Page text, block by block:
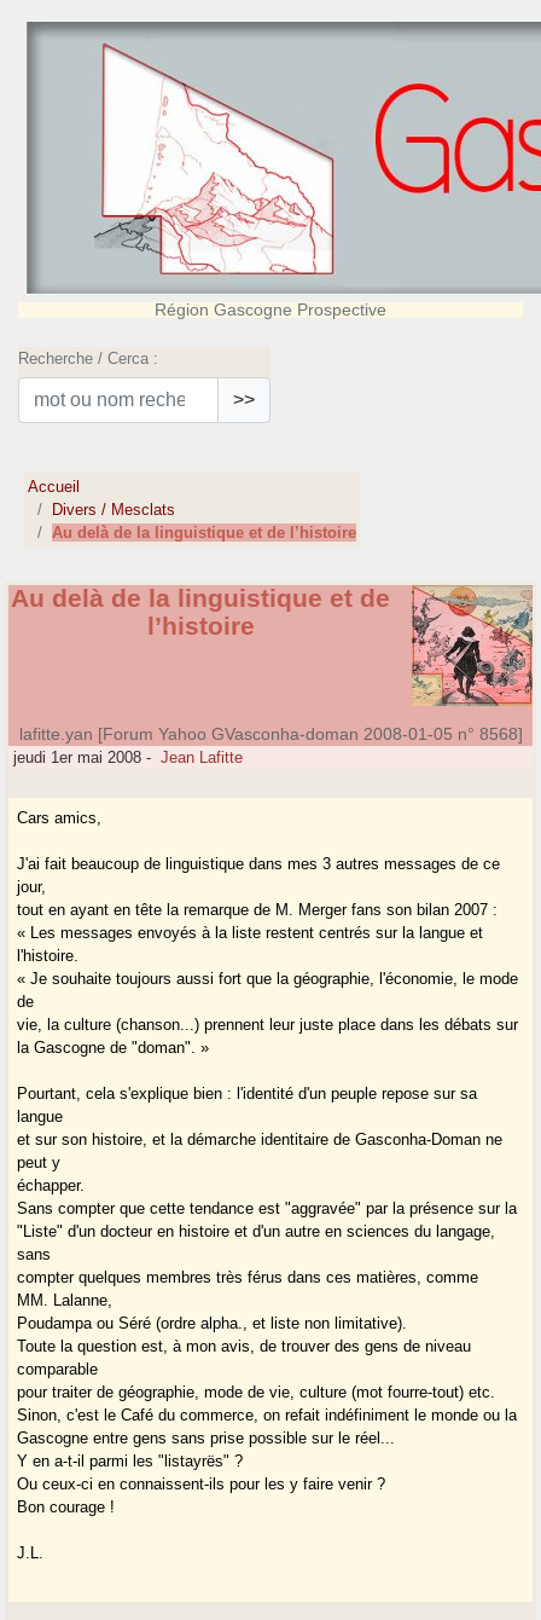
Région Gascogne Prospective
Recherche / Cerca :
>>
Accueil
Divers / Mesclats
Au delà de la linguistique et de l’histoire
Au delà de la linguistique et de
l’histoire
lafitte.yan [Forum Yahoo GVasconha-doman 2008-01-05 n° 8568]
jeudi 1er mai 2008 - Jean Lafitte
Cars amics,
J'ai fait beaucoup de linguistique dans mes 3 autres messages de ce
jour,
tout en ayant en tête la remarque de M. Merger fans son bilan 2007 :
« Les messages envoyés à la liste restent centrés sur la langue et
l'histoire.
« Je souhaite toujours aussi fort que la géographie, l'économie, le mode
de
vie, la culture (chanson...) prennent leur juste place dans les débats sur
la Gascogne de "doman". »
Pourtant, cela s'explique bien : l'identité d'un peuple repose sur sa
langue
et sur son histoire, et la démarche identitaire de Gasconha-Doman ne
peut y
échapper.
Sans compter que cette tendance est "aggravée" par la présence sur la
"Liste" d'un docteur en histoire et d'un autre en sciences du langage,
sans
compter quelques membres très férus dans ces matières, comme
MM. Lalanne,
Poudampa ou Séré (ordre alpha., et liste non limitative).
Toute la question est, à mon avis, de trouver des gens de niveau
comparable
pour traiter de géographie, mode de vie, culture (mot fourre-tout) etc.
Sinon, c'est le Café du commerce, on refait indéfiniment le monde ou la
Gascogne entre gens sans prise possible sur le réel...
Y en a-t-il parmi les "listayrës" ?
Ou ceux-ci en connaissent-ils pour les y faire venir ?
Bon courage !
J.L.